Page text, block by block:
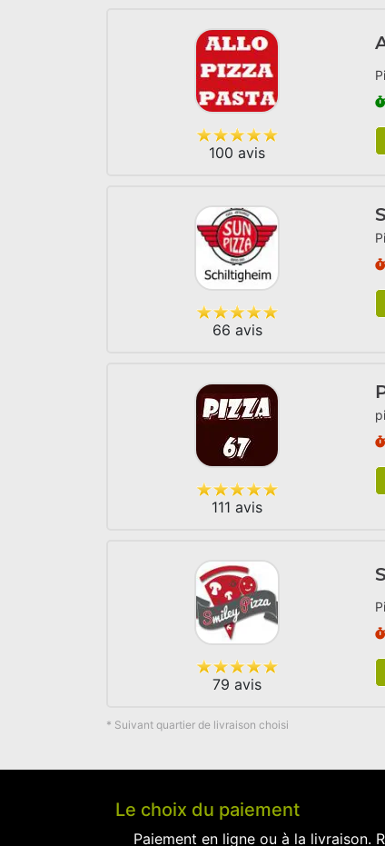
100 avis
66 avis
111 avis
79 avis
* Suivant quartier de livraison choisi
Le choix du paiement
Paiement en ligne ou à la livraison.